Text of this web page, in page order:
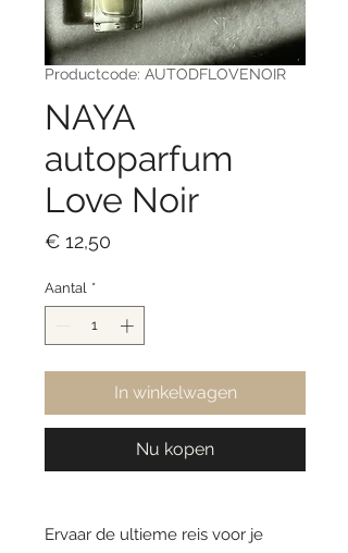
Productcode: AUTODFLOVENOIR
NAYA
autoparfum
Love Noir
€ 12,50
Aantal *
In winkelwagen
Nu kopen
Ervaar de ultieme reis voor je